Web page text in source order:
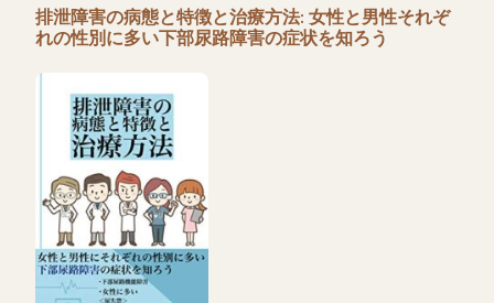
排泄障害の病態と特徴と治療方法: 女性と男性それぞ
れの性別に多い下部尿路障害の症状を知ろう